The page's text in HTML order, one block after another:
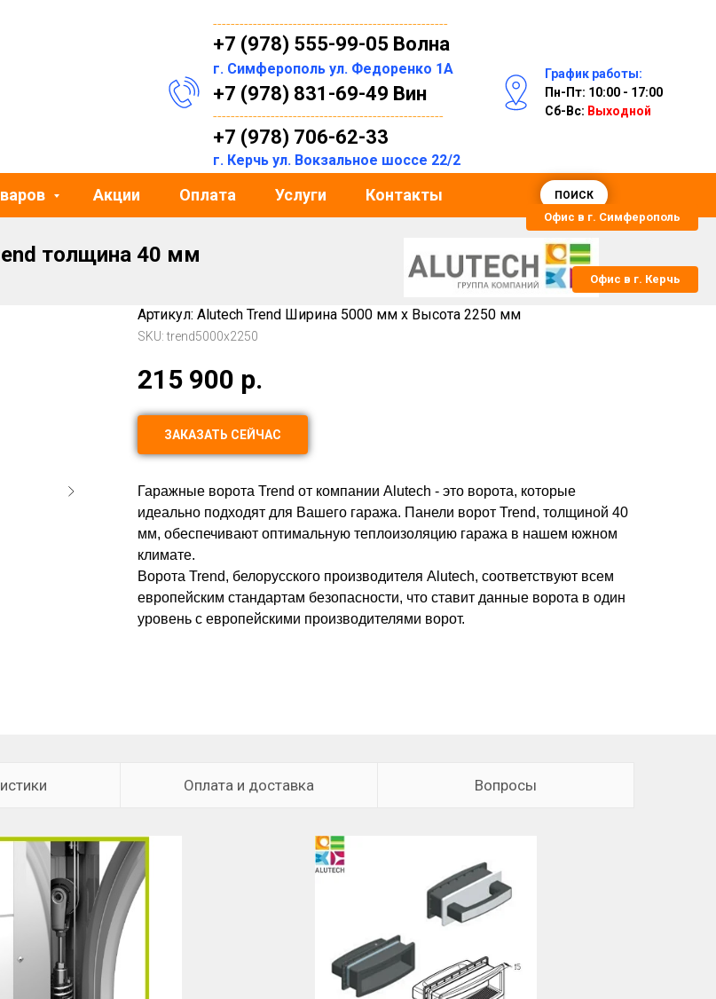
-----------------------------------------------------
+7 (978) 555-99-05 Волна
г. Симферополь ул. Федоренко 1А
+7 (978) 831-69-49 Вин
----------------------------------------------------
+7 (978) 706-62-33
г. Керчь ул. Вокзальное шоссе 22/2
График работы:
Пн-Пт: 10:00 - 17:00
Сб-Вс: Выходной
Акции Оплата Услуги Контакты ПОИСК
толщина 40 мм
Артикул: Alutech Trend Ширина 5000 мм x Высота 2250 мм
SKU:trend5000х2250
215 900 р.
ЗАКАЗАТЬ СЕЙЧАС
Гаражные ворота Trend от компании Alutech - это ворота, которые
идеально подходят для Вашего гаража. Панели ворот Trend, толщиной 40
мм, обеспечивают оптимальную теплоизоляцию гаража в нашем южном
климате.
Ворота Trend, белорусского производителя Alutech, соответствуют всем
европейским стандартам безопасности, что ставит данные ворота в один
уровень с европейскими производителями ворот.
Оплата и доставка Вопросы
Офис в г. Симферополь
Офис в г. Керчь